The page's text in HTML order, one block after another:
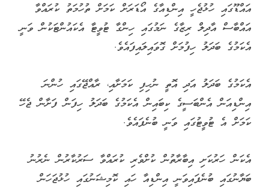
އައްޑޫގައި ހުޅުޖެހީ އިންޑިއާގެ އޯޑަރަށް ކަމަށް ތުހުމަތު ކުރައްވާ
އައްބާސް އާދިލް ރިޒާގެ ނަމުގައި ހިންގާ ޓުވީޓާ އެކައުންޓަކުން ވަނީ
އެކަމުގެ ބަދަލު ހިފުމަށް ގޮވައިލައިފައެވެ.
އެކަމުގެ ބަދަލު އަދި އޮތީ ނުހިފި ކަމަށާއި، ރާއްޖޭގައި ހުންނަ
އިންޑިއަން އެންބަސީގެ ކިބައިން އެކަމުގެ ބަދަލު ހިފަން ފަށާން ޖެހޭ
ކަމަށް އެ ޓުވީޓުގައި ވަނީ ބުނެފައެވެ.
އެކަން ހަރުކަށި އިބާރާތުން ކުށްވެރި ކުރައްވާ ސަރުކާރުން ނެރުނު
ބަޔާނުގައި ބުނެފައިވަނީ އިންޑިއާ ހައި ކޮމިޝަނުގައި ހުޅުޖަހަން